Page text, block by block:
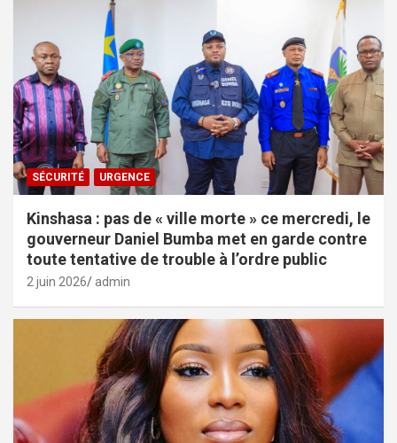
SÉCURITÉ URGENCE
Kinshasa : pas de « ville morte » ce mercredi, le
gouverneur Daniel Bumba met en garde contre
toute tentative de trouble à l’ordre public
2 juin 2026 admin